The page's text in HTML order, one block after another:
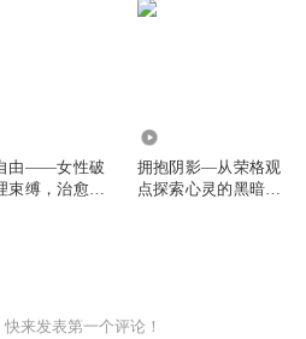
由——女性破
束缚，治愈父
拥抱阴影—从荣格观
点探索心灵的黑暗面
来发表第一个评论！